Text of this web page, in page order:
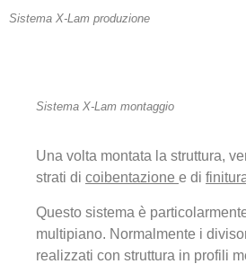
Sistema X-Lam produzione
Sistema X-Lam montaggio
Una volta montata la struttura,
strati di coibentazione e di
Questo sistema è
multipiano. Normalmente i
realizzati con struttura in profili